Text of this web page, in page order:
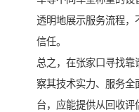
透明地展示服务流程，
信任。
总之，在张家口寻找
察其技术实力、服务全
台，应能提供从回收